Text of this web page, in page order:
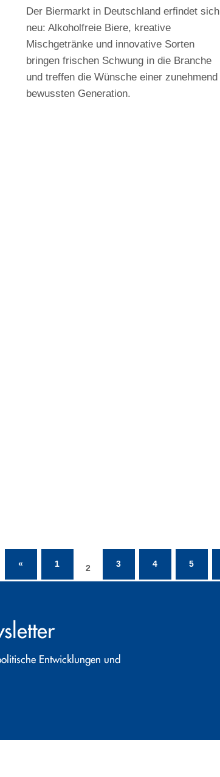
Der Biermarkt in Deutschland erfindet sich
neu: Alkoholfreie Biere, kreative
Mischgetränke und innovative Sorten
bringen frischen Schwung in die Branche
und treffen die Wünsche einer zunehmend
bewussten Generation.
« 1 2 3 4 5
Entwicklungen und